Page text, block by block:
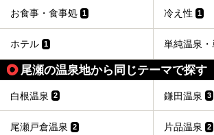
お食事・食事処 1 冷え性 1
ホテル 1 単純温泉・
尾瀬の温泉地から同じテーマで探す
白根温泉 2 鎌田温泉 3
尾瀬戸倉温泉 2 片品温泉 2